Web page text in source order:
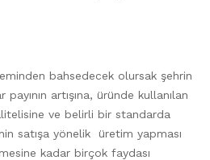
bahsedecek olursak şehrin
artışına, üründe kullanılan
ve belirli bir standarda
satışa yönelik üretim yapması
kadar birçok faydası